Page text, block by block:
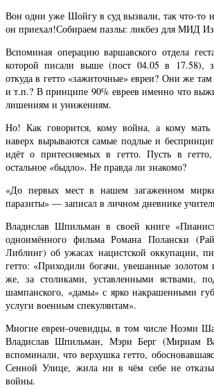
Вон одни уже Шойгу в суд вызвали, так что-то
он приехал!Собираем пазлы: ликбез для МИД
Вспоминая операцию варшавского отдела
которой писали выше (пост 04.05 в 17.58),
откуда в гетто «зажиточные» евреи? Они же
и т.п.? В принципе 90% евреев именно что
лишениям и унижениям.
Но! Как говорится, кому война, а кому
наверх вырываются самые подлые и
идёт о притесняемых в гетто. Пусть в
остальное «быдло». Не правда ли знакомо?
«До первых мест в нашем загаженном
паразиты» — записал в личном дневнике
Владислав Шпильман в своей книге
одноимённого фильма Романа Полански
Либлинг) об ужасах нацистской оккупации,
гетто: «Приходили богачи, увешанные
же, за столиками, уставленными яствами,
шампанского, «дамы» с ярко накрашенными
услуги военным спекулянтам».
Многие евреи-очевидцы, в том числе Ноэми
Владислав Шпильман, Мэри Берг (Мириам
вспоминали, что верхушка гетто,
Сенной Улице, жила ни в чём себе не
войны.